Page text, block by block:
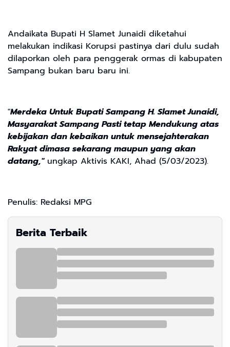
Andaikata Bupati H Slamet Junaidi diketahui
melakukan indikasi Korupsi pastinya dari dulu sudah
dilaporkan oleh para penggerak ormas di kabupaten
Sampang bukan baru baru ini.
"Merdeka Untuk Bupati Sampang H. Slamet Junaidi,
Masyarakat Sampang Pasti tetap Mendukung atas
kebijakan dan kebaikan untuk mensejahterakan
Rakyat dimasa sekarang maupun yang akan
datang,"ungkap Aktivis KAKI, Ahad (5/03/2023).
Penulis: Redaksi MPG
Berita Terbaik